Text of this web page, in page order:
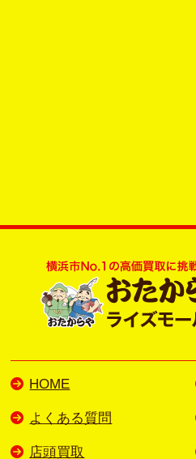
HOME
よくある質問
店頭買取